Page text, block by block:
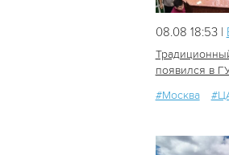
08.08 18:53 |
появился в
#Москва